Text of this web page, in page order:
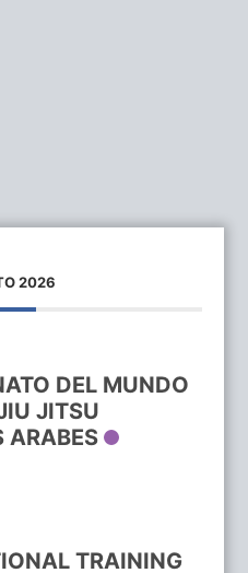
2026
DEL MUNDO
JITSU
ARABES
TRAINING